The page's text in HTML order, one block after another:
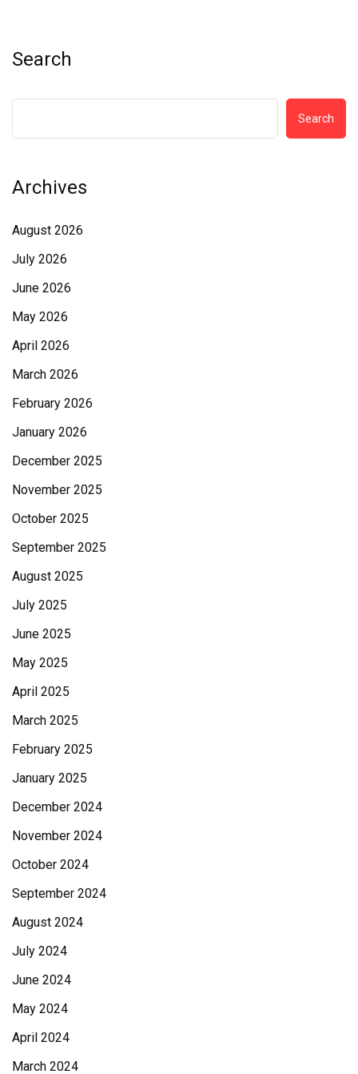
Search
Search
Archives
August 2026
July 2026
June 2026
May 2026
April 2026
March 2026
February 2026
January 2026
December 2025
November 2025
October 2025
September 2025
August 2025
July 2025
June 2025
May 2025
April 2025
March 2025
February 2025
January 2025
December 2024
November 2024
October 2024
September 2024
August 2024
July 2024
June 2024
May 2024
April 2024
March 2024